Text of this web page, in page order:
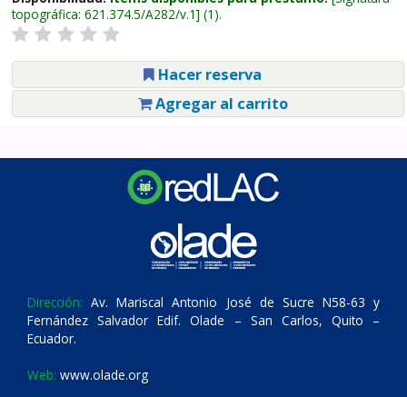
topográfica: 621.374.5/A282/v.1 (1).
Hacer reserva
Agregar al carrito
Dirección: Av. Mariscal Antonio José de Sucre N58-63 y
Fernández Salvador Edif. Olade – San Carlos, Quito –
Ecuador.
Web: www.olade.org